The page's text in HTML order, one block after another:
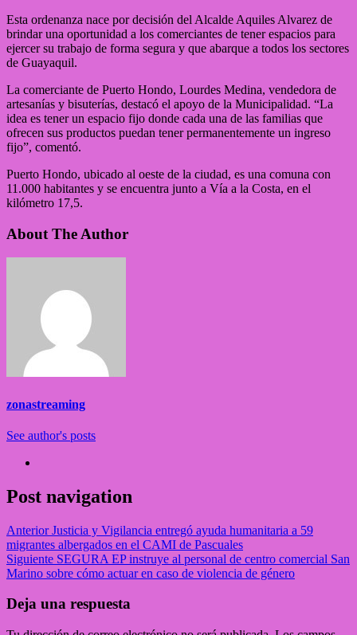
Esta ordenanza nace por decisión del Alcalde Aquiles Alvarez de
brindar una oportunidad a los comerciantes de tener espacios para
ejercer su trabajo de forma segura y que abarque a todos los sectores
de Guayaquil.
La comerciante de Puerto Hondo, Lourdes Medina, vendedora de
artesanías y bisuterías, destacó el apoyo de la Municipalidad. “La
idea es tener un espacio fijo donde cada una de las familias que
ofrecen sus productos puedan tener permanentemente un ingreso
fijo”, comentó.
Puerto Hondo, ubicado al oeste de la ciudad, es una comuna con
11.000 habitantes y se encuentra junto a Vía a la Costa, en el
kilómetro 17,5.
About The Author
zonastreaming
See author's posts
Post navigation
AnteriorJusticia y Vigilancia entregó ayuda humanitaria a 59
migrantes albergados en el CAMI de Pascuales
Siguiente SEGURA EP instruye al personal de centro comercial San
Marino sobre cómo actuar en caso de violencia de género
Deja una respuesta